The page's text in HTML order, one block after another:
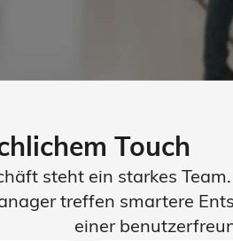
Touch
steht ein starkes
treffen smartere
einer